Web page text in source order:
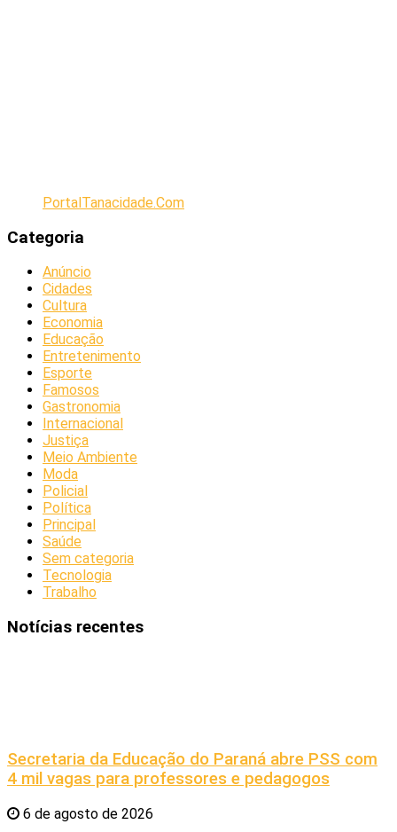
PortalTanacidade.Com
Categoria
Anúncio
Cidades
Cultura
Economia
Educação
Entretenimento
Esporte
Famosos
Gastronomia
Internacional
Justiça
Meio Ambiente
Moda
Policial
Política
Principal
Saúde
Sem categoria
Tecnologia
Trabalho
Notícias recentes
Secretaria da Educação do Paraná abre PSS com
4 mil vagas para professores e pedagogos
6 de agosto de 2026